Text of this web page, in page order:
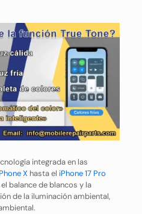
integrada en las
X hasta el iPhone 17 Pro
balance de blancos y la
de la iluminación ambiental,